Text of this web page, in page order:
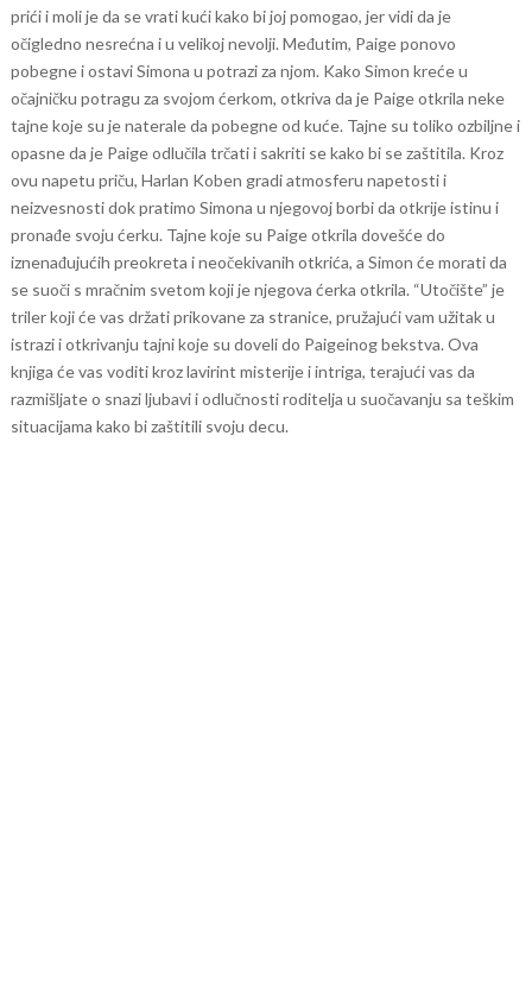
prići i moli je da se vrati kući kako bi joj pomogao, jer vidi da je
očigledno nesrećna i u velikoj nevolji. Međutim, Paige ponovo
pobegne i ostavi Simona u potrazi za njom. Kako Simon kreće u
očajničku potragu za svojom ćerkom, otkriva da je Paige otkrila neke
tajne koje su je naterale da pobegne od kuće. Tajne su toliko ozbiljne i
opasne da je Paige odlučila trčati i sakriti se kako bi se zaštitila. Kroz
ovu napetu priču, Harlan Koben gradi atmosferu napetosti i
neizvesnosti dok pratimo Simona u njegovoj borbi da otkrije istinu i
pronađe svoju ćerku. Tajne koje su Paige otkrila dovešće do
iznenađujućih preokreta i neočekivanih otkrića, a Simon će morati da
se suoči s mračnim svetom koji je njegova ćerka otkrila. “Utočište” je
triler koji će vas držati prikovane za stranice, pružajući vam užitak u
istrazi i otkrivanju tajni koje su doveli do Paigeinog bekstva. Ova
knjiga će vas voditi kroz lavirint misterije i intriga, terajući vas da
razmišljate o snazi ljubavi i odlučnosti roditelja u suočavanju sa teškim
situacijama kako bi zaštitili svoju decu.